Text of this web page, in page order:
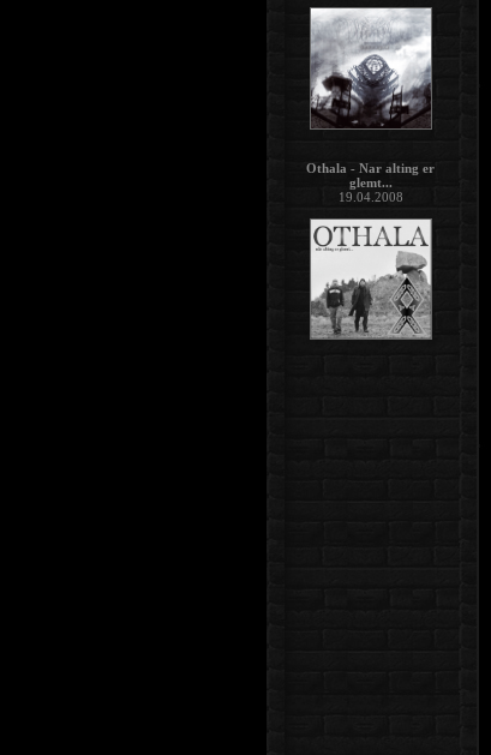
Othala - Nar alting er
glemt...
19.04.2008